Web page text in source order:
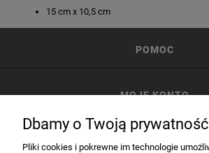
15 cm x 10,5 cm
POMOC
MOJE KONTO
Dbamy o Twoją prywatność
Pliki cookies i pokrewne im technologie